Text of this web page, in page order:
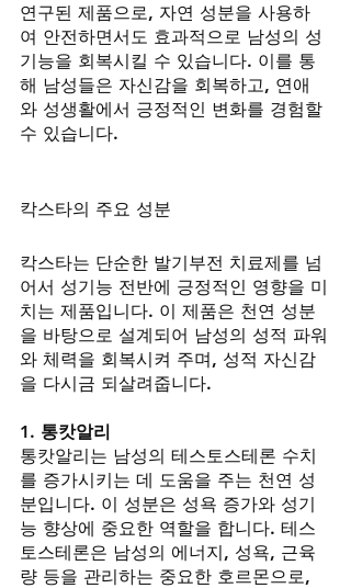
연구된 제품으로, 자연 성분을 사용하
여 안전하면서도 효과적으로 남성의 성
기능을 회복시킬 수 있습니다. 이를 통
해 남성들은 자신감을 회복하고, 연애
와 성생활에서 긍정적인 변화를 경험할
수 있습니다.
칵스타의 주요 성분
칵스타는 단순한 발기부전 치료제를 넘
어서 성기능 전반에 긍정적인 영향을 미
치는 제품입니다. 이 제품은 천연 성분
을 바탕으로 설계되어 남성의 성적 파워
와 체력을 회복시켜 주며, 성적 자신감
을 다시금 되살려줍니다.
1. 통캇알리
통캇알리는 남성의 테스토스테론 수치
를 증가시키는 데 도움을 주는 천연 성
분입니다. 이 성분은 성욕 증가와 성기
능 향상에 중요한 역할을 합니다. 테스
토스테론은 남성의 에너지, 성욕, 근육
량 등을 관리하는 중요한 호르몬으로,